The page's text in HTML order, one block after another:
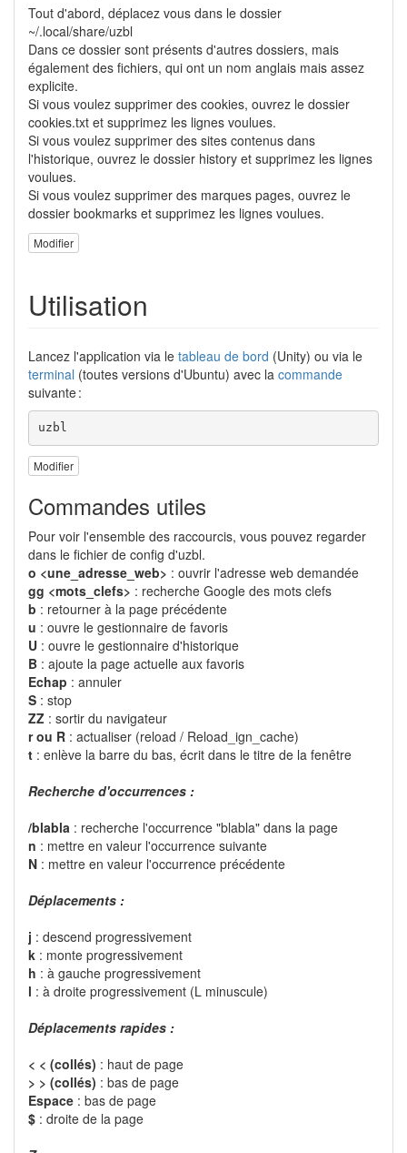
Tout d'abord, déplacez vous dans le dossier
~/.local/share/uzbl
Dans ce dossier sont présents d'autres dossiers, mais
également des fichiers, qui ont un nom anglais mais assez
explicite.
Si vous voulez supprimer des cookies, ouvrez le dossier
cookies.txt et supprimez les lignes voulues.
Si vous voulez supprimer des sites contenus dans
l'historique, ouvrez le dossier history et supprimez les lignes
voulues.
Si vous voulez supprimer des marques pages, ouvrez le
dossier bookmarks et supprimez les lignes voulues.
Modifier
Utilisation
Lancez l'application via le tableau de bord (Unity) ou via le
terminal (toutes versions d'Ubuntu) avec la commande
suivante :
uzbl
Modifier
Commandes utiles
Pour voir l'ensemble des raccourcis, vous pouvez regarder
dans le fichier de config d'uzbl.
o <une_adresse_web> : ouvrir l'adresse web demandée
gg <mots_clefs> : recherche Google des mots clefs
b : retourner à la page précédente
u : ouvre le gestionnaire de favoris
U : ouvre le gestionnaire d'historique
B : ajoute la page actuelle aux favoris
Echap : annuler
S : stop
ZZ : sortir du navigateur
r ou R : actualiser (reload / Reload_ign_cache)
t : enlève la barre du bas, écrit dans le titre de la fenêtre
Recherche d'occurrences :
/blabla : recherche l'occurrence "blabla" dans la page
n : mettre en valeur l'occurrence suivante
N : mettre en valeur l'occurrence précédente
Déplacements :
j : descend progressivement
k : monte progressivement
h : à gauche progressivement
l : à droite progressivement (L minuscule)
Déplacements rapides :
< < (collés) : haut de page
> > (collés) : bas de page
Espace : bas de page
$ : droite de la page